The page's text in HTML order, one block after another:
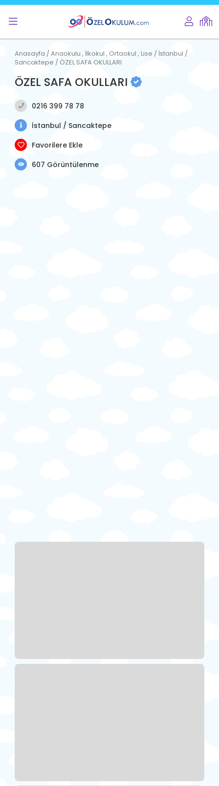
Anasayfa / Anaokulu , İlkokul , Ortaokul , Lise / İstanbul /
Sancaktepe / ÖZEL SAFA OKULLARI
ÖZEL SAFA OKULLARI
0216 399 78 78
İstanbul / Sancaktepe
Favorilere Ekle
607 Görüntülenme